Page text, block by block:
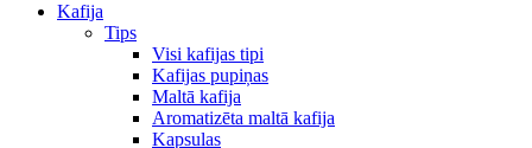
Kafija
Tips
Visi kafijas tipi
Kafijas pupiņas
Maltā kafija
Aromatizēta maltā kafija
Kapsulas